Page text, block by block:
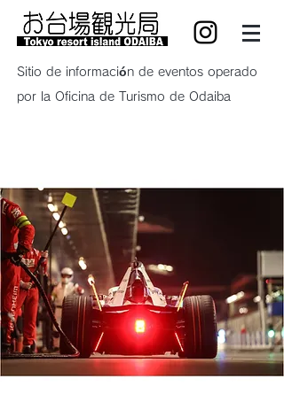
Sitio de información de eventos operado
por la Oficina de Turismo de Odaiba